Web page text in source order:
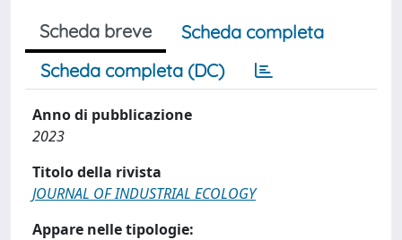
Scheda breve
Scheda completa
Scheda completa (DC)
Anno di pubblicazione
2023
Titolo della rivista
JOURNAL OF INDUSTRIAL ECOLOGY
Appare nelle tipologie: